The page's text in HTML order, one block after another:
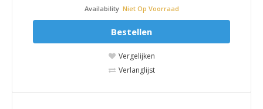
Availability Niet Op Voorraad
Bestellen
Vergelijken
Verlanglijst